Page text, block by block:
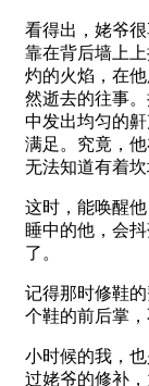
看得出，姥爷
靠在背后墙上
灼的火焰，在
然逝去的往事
中发出均匀的
满足。究竟，
无法知道有着
这时，能唤醒
睡中的他，会
了。
记得那时修鞋
个鞋的前后掌，
小时候的我，
过姥爷的修补